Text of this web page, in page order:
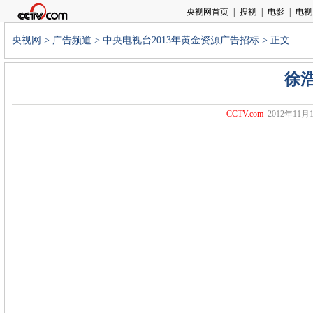
央视网 > 广告频道 > 中央电视台2013年黄金资源广告招标 > 正文
徐
CCTV.com 2012年11月